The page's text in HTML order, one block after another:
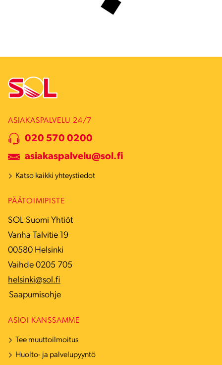
ASIAKASPALVELU 24/7
020 570 0200
asiakaspalvelu@sol.fi
Katso kaikki yhteystiedot
PÄÄTOIMIPISTE
SOL Suomi Yhtiöt
Vanha Talvitie 19
00580 Helsinki
Vaihde 0205 705
helsinki@sol.fi
Saapumisohje
ASIOI KANSSAMME
Tee muuttoilmoitus
Huolto- ja palvelupyyntö